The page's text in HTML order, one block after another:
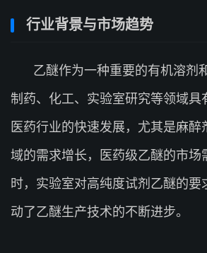
行业背景与市场趋势
乙醚作为一种重要的有机溶剂
制药、化工、实验室研究等领域具
医药行业的快速发展，尤其是麻醉
域的需求增长，医药级乙醚的市场
时，实验室对高纯度试剂乙醚的要
动了乙醚生产技术的不断进步。